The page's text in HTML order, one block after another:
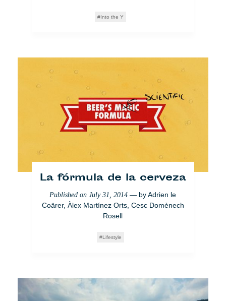
Into the Y
La fórmula de la cerveza
Published onJuly 31, 2014 — byAdrien le
Coärer, Àlex Martínez Orts, Cesc Domènech
Rosell
Lifestyle